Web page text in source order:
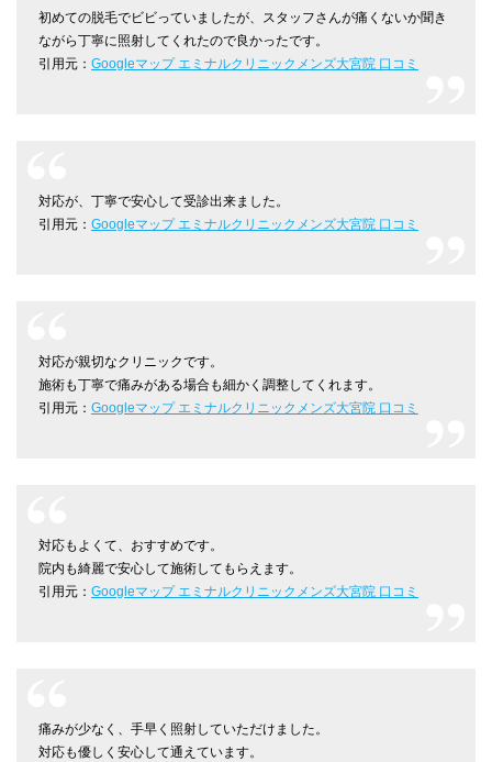
初めての脱毛でビビっていましたが、スタッフさんが痛くないか聞き
ながら丁寧に照射してくれたので良かったです。
引用元： Googleマップ エミナルクリニックメンズ大宮院 口コミ
対応が、丁寧で安心して受診出来ました。
引用元： Googleマップ エミナルクリニックメンズ大宮院 口コミ
対応が親切なクリニックです。
施術も丁寧で痛みがある場合も細かく調整してくれます。
引用元： Googleマップ エミナルクリニックメンズ大宮院 口コミ
対応もよくて、おすすめです。
院内も綺麗で安心して施術してもらえます。
引用元： Googleマップ エミナルクリニックメンズ大宮院 口コミ
痛みが少なく、手早く照射していただけました。
対応も優しく安心して通えています。